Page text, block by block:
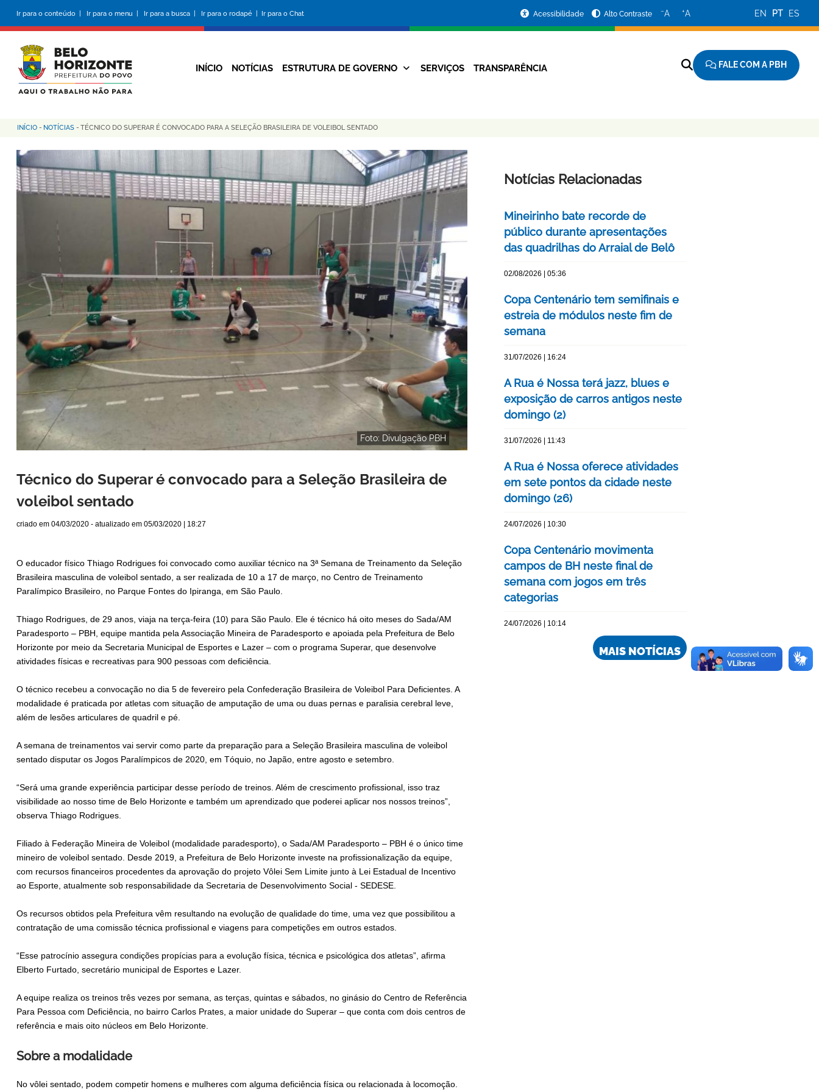
conteúdo
principal
Ir para o conteúdo | Ir para o menu | Ir para a busca | Ir para o rodapé | Ir para o Chat
da
Prefeitura
Acessibilidade Alto Contraste −A +A EN PT ES
Navegação
INÍCIO NOTÍCIAS ESTRUTURA DE GOVERNO SERVIÇOS TRANSPARÊNCIA FALE COM A PBH
Trilha
de
navegação
INÍCIO - NOTÍCIAS - TÉCNICO DO SUPERAR É CONVOCADO PARA A SELEÇÃO BRASILEIRA DE VOLEIBOL SENTADO
Foto: Divulgação PBH
Técnico do Superar é convocado para a Seleção Brasileira de
voleibol sentado
criado em 04/03/2020 - atualizado em 05/03/2020 | 18:27
O educador físico Thiago Rodrigues foi convocado como auxiliar técnico na 3ª Semana de Treinamento da Seleção
Brasileira masculina de voleibol sentado, a ser realizada de 10 a 17 de março, no Centro de Treinamento
Paralímpico Brasileiro, no Parque Fontes do Ipiranga, em São Paulo.
Thiago Rodrigues, de 29 anos, viaja na terça-feira (10) para São Paulo. Ele é técnico há oito meses do Sada/AM
Paradesporto – PBH, equipe mantida pela Associação Mineira de Paradesporto e apoiada pela Prefeitura de Belo
Horizonte por meio da Secretaria Municipal de Esportes e Lazer – com o programa Superar, que desenvolve
atividades físicas e recreativas para 900 pessoas com deficiência.
O técnico recebeu a convocação no dia 5 de fevereiro pela Confederação Brasileira de Voleibol Para Deficientes. A
modalidade é praticada por atletas com situação de amputação de uma ou duas pernas e paralisia cerebral leve,
além de lesões articulares de quadril e pé.
A semana de treinamentos vai servir como parte da preparação para a Seleção Brasileira masculina de voleibol
sentado disputar os Jogos Paralímpicos de 2020, em Tóquio, no Japão, entre agosto e setembro.
“Será uma grande experiência participar desse período de treinos. Além de crescimento profissional, isso traz
visibilidade ao nosso time de Belo Horizonte e também um aprendizado que poderei aplicar nos nossos treinos”,
observa Thiago Rodrigues.
Filiado à Federação Mineira de Voleibol (modalidade paradesporto), o Sada/AM Paradesporto – PBH é o único time
mineiro de voleibol sentado. Desde 2019, a Prefeitura de Belo Horizonte investe na profissionalização da equipe,
com recursos financeiros procedentes da aprovação do projeto Vôlei Sem Limite junto à Lei Estadual de Incentivo
ao Esporte, atualmente sob responsabilidade da Secretaria de Desenvolvimento Social - SEDESE.
Os recursos obtidos pela Prefeitura vêm resultando na evolução de qualidade do time, uma vez que possibilitou a
contratação de uma comissão técnica profissional e viagens para competições em outros estados.
“Esse patrocínio assegura condições propícias para a evolução física, técnica e psicológica dos atletas”, afirma
Elberto Furtado, secretário municipal de Esportes e Lazer.
A equipe realiza os treinos três vezes por semana, as terças, quintas e sábados, no ginásio do Centro de Referência
Para Pessoa com Deficiência, no bairro Carlos Prates, a maior unidade do Superar – que conta com dois centros de
referência e mais oito núcleos em Belo Horizonte.
Sobre a modalidade
No vôlei sentado, podem competir homens e mulheres com alguma deficiência física ou relacionada à locomoção.
Notícias Relacionadas
Mineirinho bate recorde de
público durante apresentações
das quadrilhas do Arraial de Belô
02/08/2026 | 05:36
Copa Centenário tem semifinais e
estreia de módulos neste fim de
semana
31/07/2026 | 16:24
A Rua é Nossa terá jazz, blues e
exposição de carros antigos neste
domingo (2)
31/07/2026 | 11:43
A Rua é Nossa oferece atividades
em sete pontos da cidade neste
domingo (26)
24/07/2026 | 10:30
Copa Centenário movimenta
campos de BH neste final de
semana com jogos em três
categorias
24/07/2026 | 10:14
MAIS NOTÍCIAS